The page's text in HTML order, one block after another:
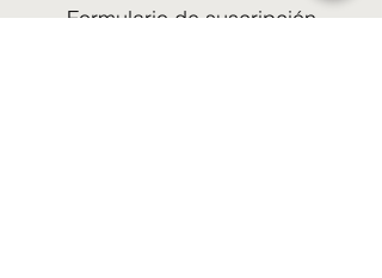
Formulario de suscripción